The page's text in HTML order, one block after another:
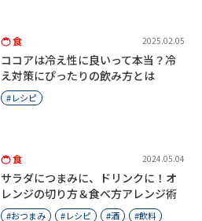
食 2025.02.05
ココアは冷え性に良いって本当？冷
え対策にぴったりの飲み方とは
レシピ
食 2024.05.04
サラダにつまみに、ドリンクに！オ
レンジの切り方＆食べ方アレンジ術
おつまみ レシピ 酒 飲料